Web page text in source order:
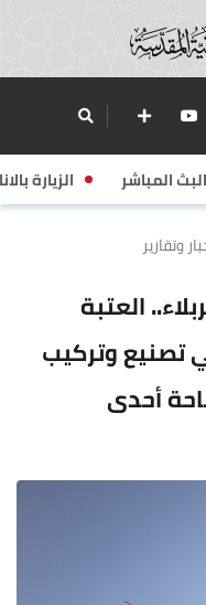
البث المباشر الزيارة
وتقارير
العتبة
تصنيع وتركيب
أحدى